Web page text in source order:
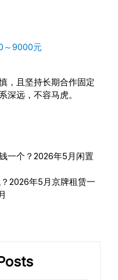
～9000元
，且坚持长期合作固定
深远，不容马虎。
一个？2026年5月闲置
2026年5月京牌租赁一